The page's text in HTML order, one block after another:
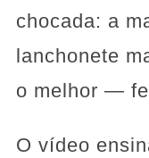
chocada: a
lanchonete
o melhor —
O vídeo